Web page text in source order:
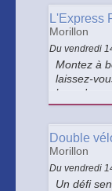
: un
L'Express
Morillon
Du vendredi
Montez à
laissez-
hors du
jambes !
Double
Morillon
Du vendredi
Un défi